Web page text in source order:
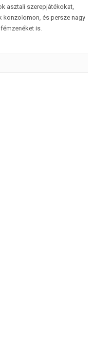
asztali szerepjátékokat,
konzolomon, és persze nagy
is.